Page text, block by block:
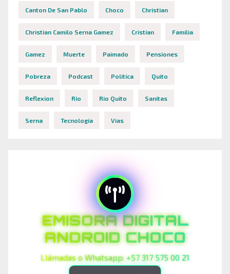
Canton De San Pablo Choco Christian
Christian Camilo Serna Gamez Cristian Familia
Gamez Muerte Paimado Pensiones
Pobreza Podcast Politica Quito
Reflexion Rio Rio Quito Sanitas
Serna Tecnologia Vias
EMISORA DIGITAL
ANDROID CHOCO
Llámadas o Whatsapp: +57 317 575 00 21